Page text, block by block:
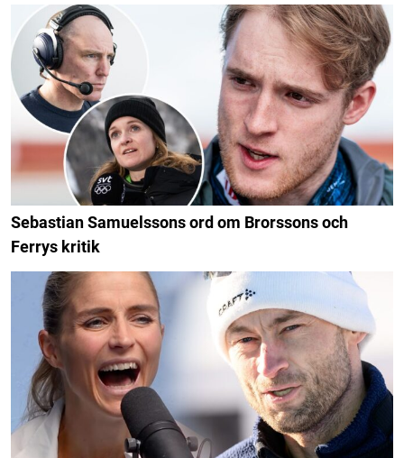
Sebastian Samuelssons ord om Brorssons och
Ferrys kritik